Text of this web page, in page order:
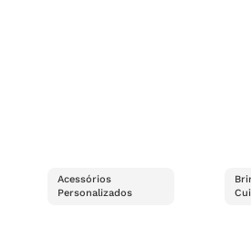
Acessórios
Personalizados